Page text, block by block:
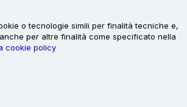
o tecnologie simili per finalità tecniche e,
per altre finalità come specificato nella
cookie policy